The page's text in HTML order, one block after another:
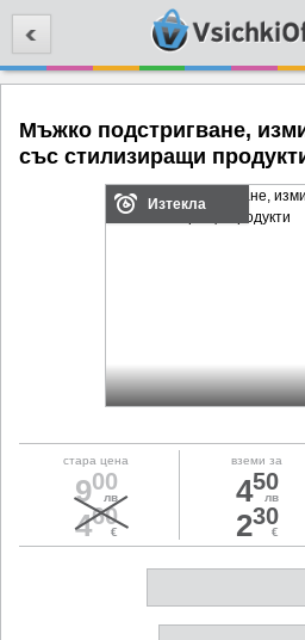
Мъжко подстригване,
със стилизиращи
Изтекла
стара цена
900
лв
460
€
вземи за
450
лв
230
€